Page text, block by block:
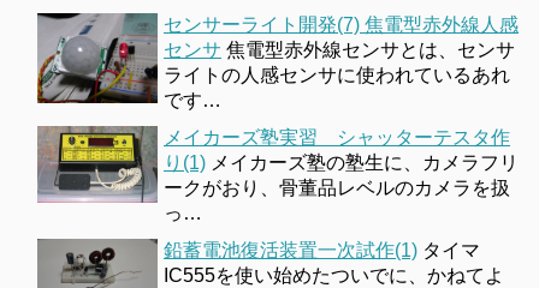
センサーライト開発(7) 焦電型赤外線人感
センサ 焦電型赤外線センサとは、センサ
ライトの人感センサに使われているあれ
です…
メイカーズ塾実習 シャッターテスタ作
り(1) メイカーズ塾の塾生に、カメラフリ
ークがおり、骨董品レベルのカメラを扱
っ…
鉛蓄電池復活装置一次試作(1) タイマ
IC555を使い始めたついでに、かねてよ